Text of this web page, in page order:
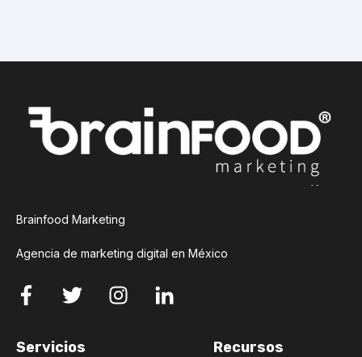
Brainfood Marketing
Agencia de marketing digital en México
Servicios Recursos